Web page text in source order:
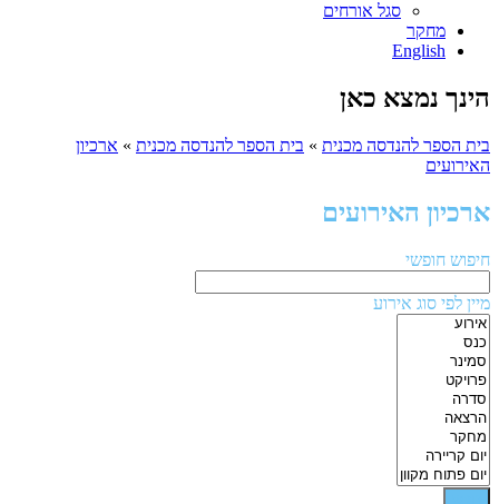
סגל אורחים
מחקר
English
הינך נמצא כאן
בית הספר להנדסה מכנית » בית הספר להנדסה מכנית » ארכיון
האירועים
ארכיון האירועים
חיפוש חופשי
מיין לפי סוג אירוע